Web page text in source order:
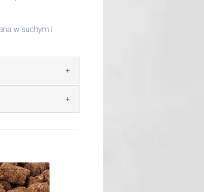
w suchym i
olej z łososia,